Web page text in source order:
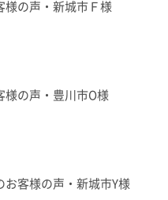
様の声・新城市Ｆ様
様の声・豊川市O様
お客様の声・新城市Y様